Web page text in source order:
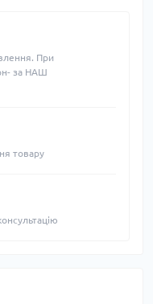
При
за НАШ
товару